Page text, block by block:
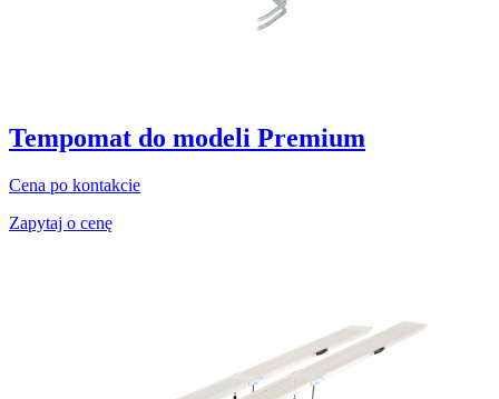
Tempomat do modeli Premium
Cena po kontakcie
Zapytaj o cenę